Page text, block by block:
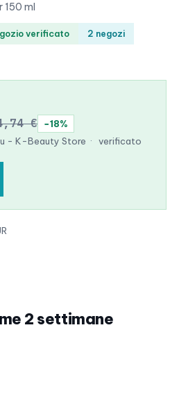
150 ml
verificato
2 negozi
€
−18%
- K-Beauty Store ·
verificato
2 settimane